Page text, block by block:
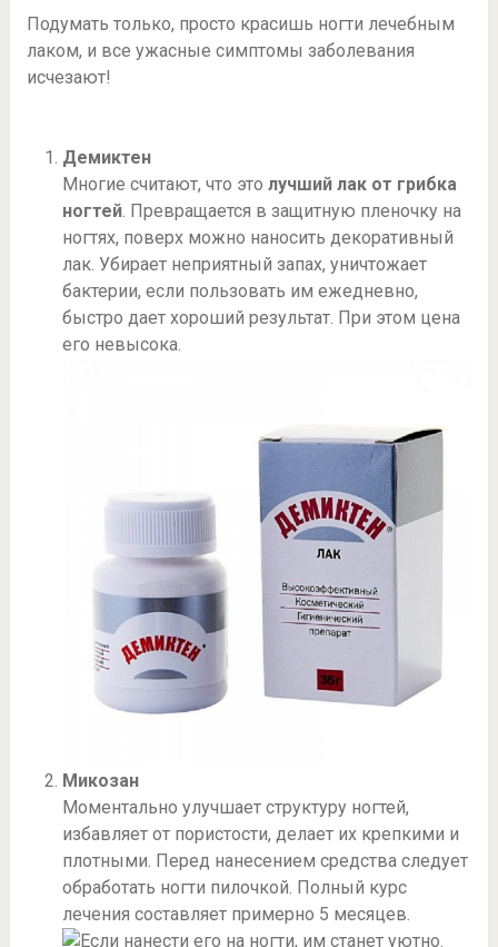
Подумать только, просто красишь ногти лечебным
лаком, и все ужасные симптомы заболевания
исчезают!
Демиктен
Многие считают, что это лучший лак от грибка
ногтей. Превращается в защитную пленочку на
ногтях, поверх можно наносить декоративный
лак. Убирает неприятный запах, уничтожает
бактерии, если пользовать им ежедневно,
быстро дает хороший результат. При этом цена
его невысока.
Микозан
Моментально улучшает структуру ногтей,
избавляет от пористости, делает их крепкими и
плотными. Перед нанесением средства следует
обработать ногти пилочкой. Полный курс
лечения составляет примерно 5 месяцев.